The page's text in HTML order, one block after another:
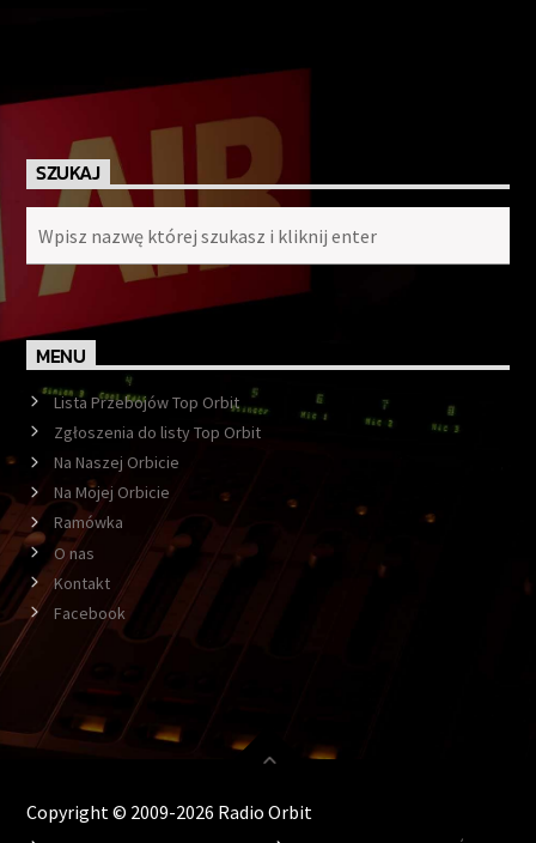
SZUKAJ
MENU
Lista Przebojów Top Orbit
Zgłoszenia do listy Top Orbit
Na Naszej Orbicie
Na Mojej Orbicie
Ramówka
O nas
Kontakt
Facebook
Copyright © 2009-2026 Radio Orbit